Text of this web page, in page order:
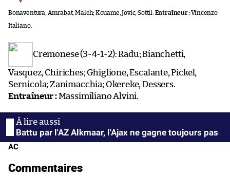
Bonaventura, Amrabat, Maleh; Kouame, Jovic, Sottil. Entraîneur :Vincenzo
Italiano.
Cremonese (3-4-1-2): Radu; Bianchetti,
Vasquez, Chiriches; Ghiglione, Escalante, Pickel,
Sernicola; Zanimacchia; Okereke, Dessers.
Entraîneur :Massimiliano Alvini.
Battu par l'AZ Alkmaar, l'Ajax ne gagne toujours pas
AC
Commentaires